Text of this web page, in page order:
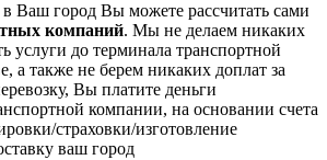
Ваш город Вы можете рассчитать сами
компаний. Мы не делаем никаких
услуги до терминала транспортной
а также не берем никаких доплат за
Вы платите деньги
компании, на основании счета
страховки/изготовление
ваш город